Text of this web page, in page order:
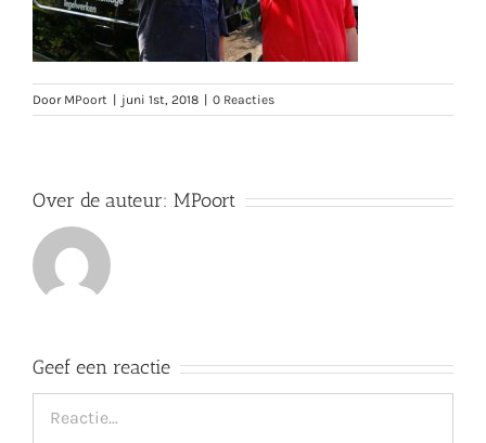
Door MPoort juni 1st, 2018 0 Reacties
Over de auteur: MPoort
Geef een reactie
Reactie